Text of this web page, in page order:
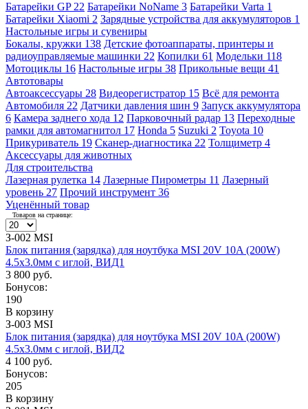
Батарейки GP 22 Батарейки NoName 3 Батарейки Varta 1
Батарейки Xiaomi 2 Зарядные устройства для аккумуляторов 1
Настольные игры и сувениры
Бокалы, кружки 138 Детские фотоаппараты, принтеры и
радиоуправляемые машинки 22 Копилки 61 Модельки 118
Мотоциклы 16 Настольные игры 38 Прикольные вещи 41
Автотовары
Автоаксессуары 28 Видеорегистратор 15 Всё для ремонта
Автомобиля 22 Датчики давления шин 9 Запуск аккумулятора
6 Камера заднего хода 12 Парковочный радар 13 Переходные
рамки для автомагнитол 17 Honda 5 Suzuki 2 Toyota 10
Прикуриватель 19 Сканер-диагностика 22 Толщиметр 4
Аксессуары для животных
Для строительства
Лазерная рулетка 14 Лазерные Пирометры 11 Лазерный
уровень 27 Прочий инструмент 36
Уценённый товар
Товаров на странице:
З-002 MSI
Блок питания (зарядка) для ноутбука MSI 20V 10A (200W)
4.5х3.0мм с иглой, ВИД1
3 800 руб.
Бонусов:
190
В корзину
З-003 MSI
Блок питания (зарядка) для ноутбука MSI 20V 10A (200W)
4.5х3.0мм с иглой, ВИД2
4 100 руб.
Бонусов:
205
В корзину